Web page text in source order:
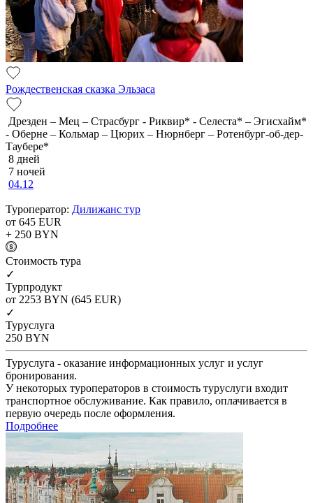
Рождественская сказка Эльзаса
Дрезден – Мец – Страсбург - Риквир* - Селеста* – Эгисхайм*
- Оберне – Кольмар – Цюрих – Нюрнберг – Ротенбург-об-дер-
Таубере*
8 дней
7 ночей
04.12
Туроператор: Дилижанс тур
от 645 EUR
+ 250 BYN
Cтоимость тура
✓
Турпродукт
от 2253 BYN (645 EUR)
✓
Туруслуга
250 BYN
Туруслуга - оказание информационных услуг и услуг
бронирования.
У некоторых туроператоров в стоимость туруслуги входит
транспортное обслуживание. Как правило, оплачивается в
первую очередь после оформления.
Подробнее